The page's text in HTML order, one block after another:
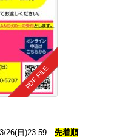
3/26(日)23:59先着順